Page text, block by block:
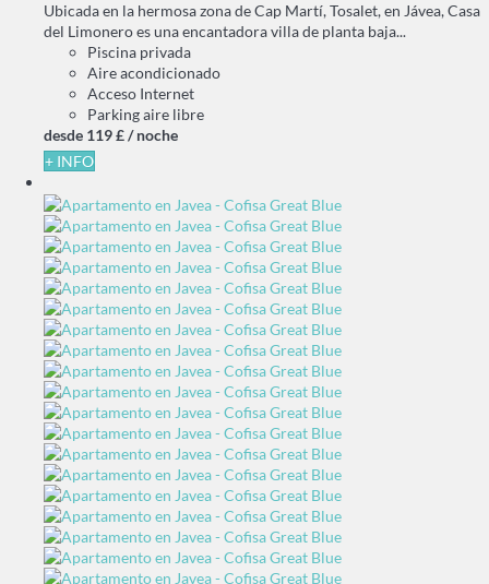
Ubicada en la hermosa zona de Cap Martí, Tosalet, en Jávea, Casa
del Limonero es una encantadora villa de planta baja...
Piscina privada
Aire acondicionado
Acceso Internet
Parking aire libre
desde 119 £/ noche
+ INFO